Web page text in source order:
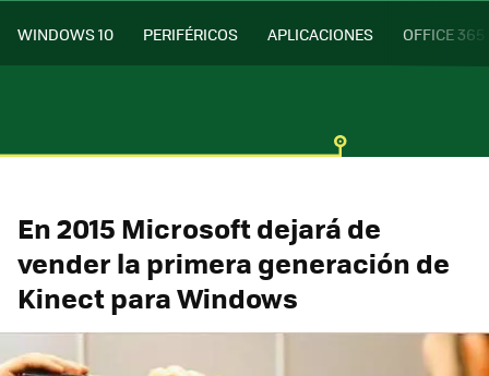
WINDOWS 10 PERIFÉRICOS APLICACIONES OFFICE 365
En 2015 Microsoft dejará de
vender la primera generación de
Kinect para Windows